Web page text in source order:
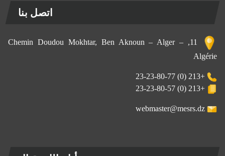
اتصل بنا
11, Chemin Doudou Mokhtar, Ben Aknoun – Alger –
Algérie
+213 (0) 23-23-80-77
+213 (0) 23-23-80-57
webmaster@mesrs.dz